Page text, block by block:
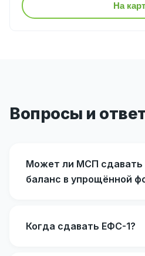
На
Вопросы и
Может ли МСП сдавать
баланс в упрощённой
Когда сдавать ЕФС-1?